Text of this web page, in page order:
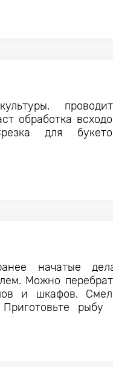
обработка
для
начатые
Можно
и шкафов.
рыбу